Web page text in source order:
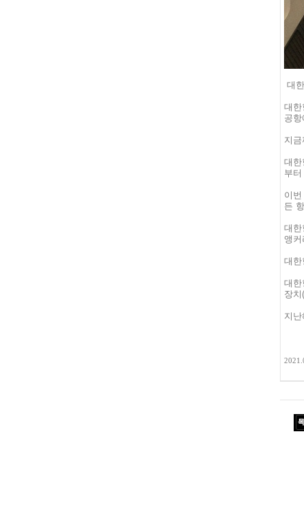
대
대한
공
지
대한
부
이
든
대한
앵
대한
대한
장치(
지